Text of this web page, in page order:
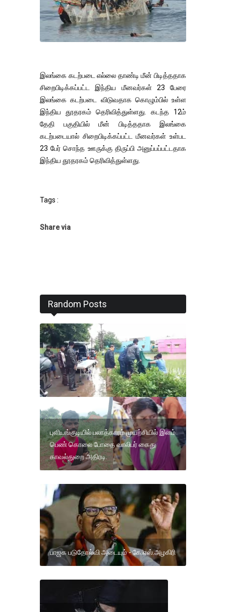
இலங்கை கடற்படை எல்லை தாண்டி மீன் பிடித்ததாக
சிறைபிடிக்கப்பட்ட இந்திய மீனவர்கள் 23 பேரை
இலங்கை கடற்படை விடுவதாக கொழும்பில் உள்ள
இந்திய தூதரகம் தெரிவித்துள்ளது. கடந்த 12ம்
தேதி பகுதியில் மீன் பிடித்ததாக இலங்கை
கடற்படையால் சிறைபிடிக்கப்பட்ட மீனவர்கள் உள்பட
23 பேர் சொந்த ஊருக்கு திருப்பி அனுப்பப்பட்டதாக
இந்திய தூதரகம் தெரிவித்துள்ளது.
Tags :
Share via
Random Posts
புளியங்குடியில் பலாத்காரம் முயற்சியில் இளம்
பெண் கொலை போதை வாலிபர் கைது
காவல்துறை அதிரடி.
பாஜக படுதோல்வி அடையும் - கே.எஸ்.அழகிரி